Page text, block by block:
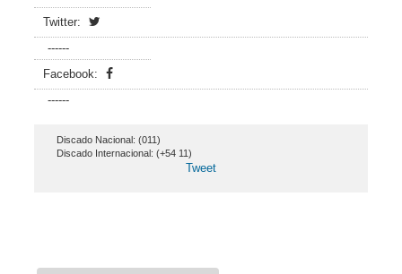
Twitter:
------
Facebook:
------
Discado Nacional: (011)
Discado Internacional: (+54 11)
Tweet